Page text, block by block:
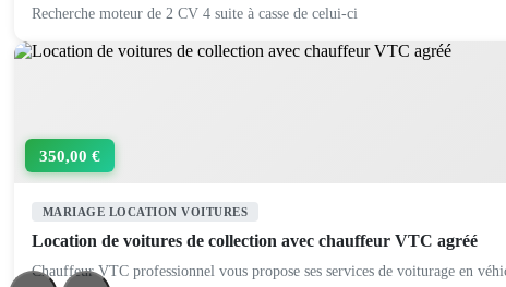
Recherche moteur de 2 CV 4 suite à casse de celui-ci
350,00 €
MARIAGE LOCATION VOITURES
Location de voitures de collection avec chauffeur VTC agréé
Chauffeur VTC professionnel vous propose ses services de voiturage en